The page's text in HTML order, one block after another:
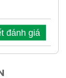
đánh giá